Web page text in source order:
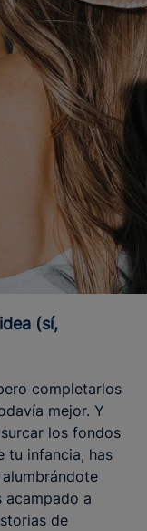
completarlos
mejor. Y
los fondos
tu infancia, has
acampado a
de